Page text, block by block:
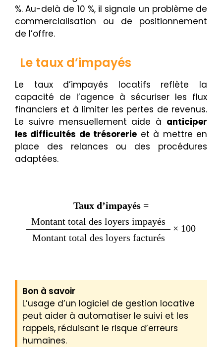
%. Au-delà de 10 %, il signale un problème de
commercialisation ou de positionnement
de l’offre.
Le taux d’impayés
Le taux d’impayés locatifs reflète la
capacité de l’agence à sécuriser les flux
financiers et à limiter les pertes de revenus.
Le suivre mensuellement aide à anticiper
les difficultés de trésorerie et à mettre en
place des relances ou des procédures
adaptées.
Taux d’impayés =
Montant total des loyers impayés
Montant total des loyers facturés
× 100
Bon à savoir
L’usage d’un logiciel de gestion locative
peut aider à automatiser le suivi et les
rappels, réduisant le risque d’erreurs
humaines.